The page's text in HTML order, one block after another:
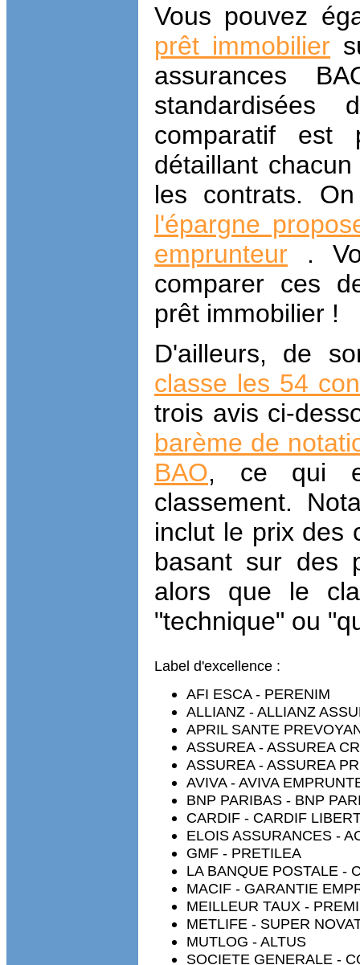
Vous pouvez
prêt immobilier
assurances
standardisées
comparatif est
détaillant
les contrats.
l'épargne
emprunteur .
comparer ces
prêt immobilier !
D'ailleurs, de
classe les 54
trois avis ci-
barème de
BAO, ce qui
classement.
inclut le prix des
basant sur des
alors que le
"technique" ou
Label d'excellence :
AFI ESCA - PERENIM
ALLIANZ - ALLIANZ
APRIL SANTE
ASSUREA - ASSUREA
ASSUREA - ASSUREA
AVIVA - AVIVA
BNP PARIBAS - BNP
CARDIF - CARDIF
ELOIS ASSURANCES -
GMF - PRETILEA
LA BANQUE POSTALE -
MACIF - GARANTIE
MEILLEUR TAUX -
METLIFE - SUPER
MUTLOG - ALTUS
SOCIETE GENERALE -